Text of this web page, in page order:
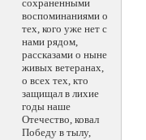
сохраненными
воспоминаниями о
тех, кого уже нет с
нами рядом,
рассказами о ныне
живых ветеранах,
о всех тех, кто
защищал в лихие
годы наше
Отечество, ковал
Победу в тылу,